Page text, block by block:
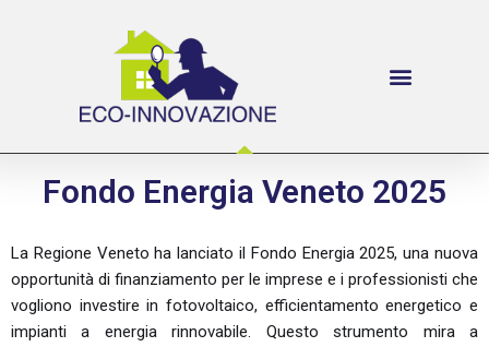
Fondo Energia Veneto 2025
La Regione Veneto ha lanciato il Fondo Energia 2025, una nuova
opportunità di finanziamento per le imprese e i professionisti che
vogliono investire in fotovoltaico, efficientamento energetico e
impianti a energia rinnovabile. Questo strumento mira a